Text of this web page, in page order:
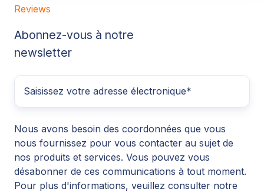
Reviews
Abonnez-vous à notre
newsletter
Nous avons besoin des coordonnées que vous
nous fournissez pour vous contacter au sujet de
nos produits et services. Vous pouvez vous
désabonner de ces communications à tout moment.
Pour plus d'informations, veuillez consulter notre